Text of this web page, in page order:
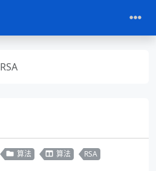
RSA
算法 算法 RSA